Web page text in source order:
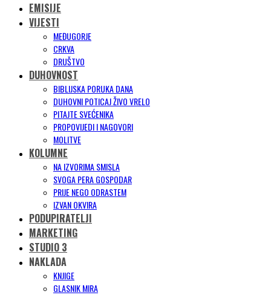
EMISIJE
VIJESTI
MEĐUGORJE
CRKVA
DRUŠTVO
DUHOVNOST
BIBLIJSKA PORUKA DANA
DUHOVNI POTICAJ ŽIVO VRELO
PITAJTE SVEĆENIKA
PROPOVIJEDI I NAGOVORI
MOLITVE
KOLUMNE
NA IZVORIMA SMISLA
SVOGA PERA GOSPODAR
PRIJE NEGO ODRASTEM
IZVAN OKVIRA
PODUPIRATELJI
MARKETING
STUDIO 3
NAKLADA
KNJIGE
GLASNIK MIRA